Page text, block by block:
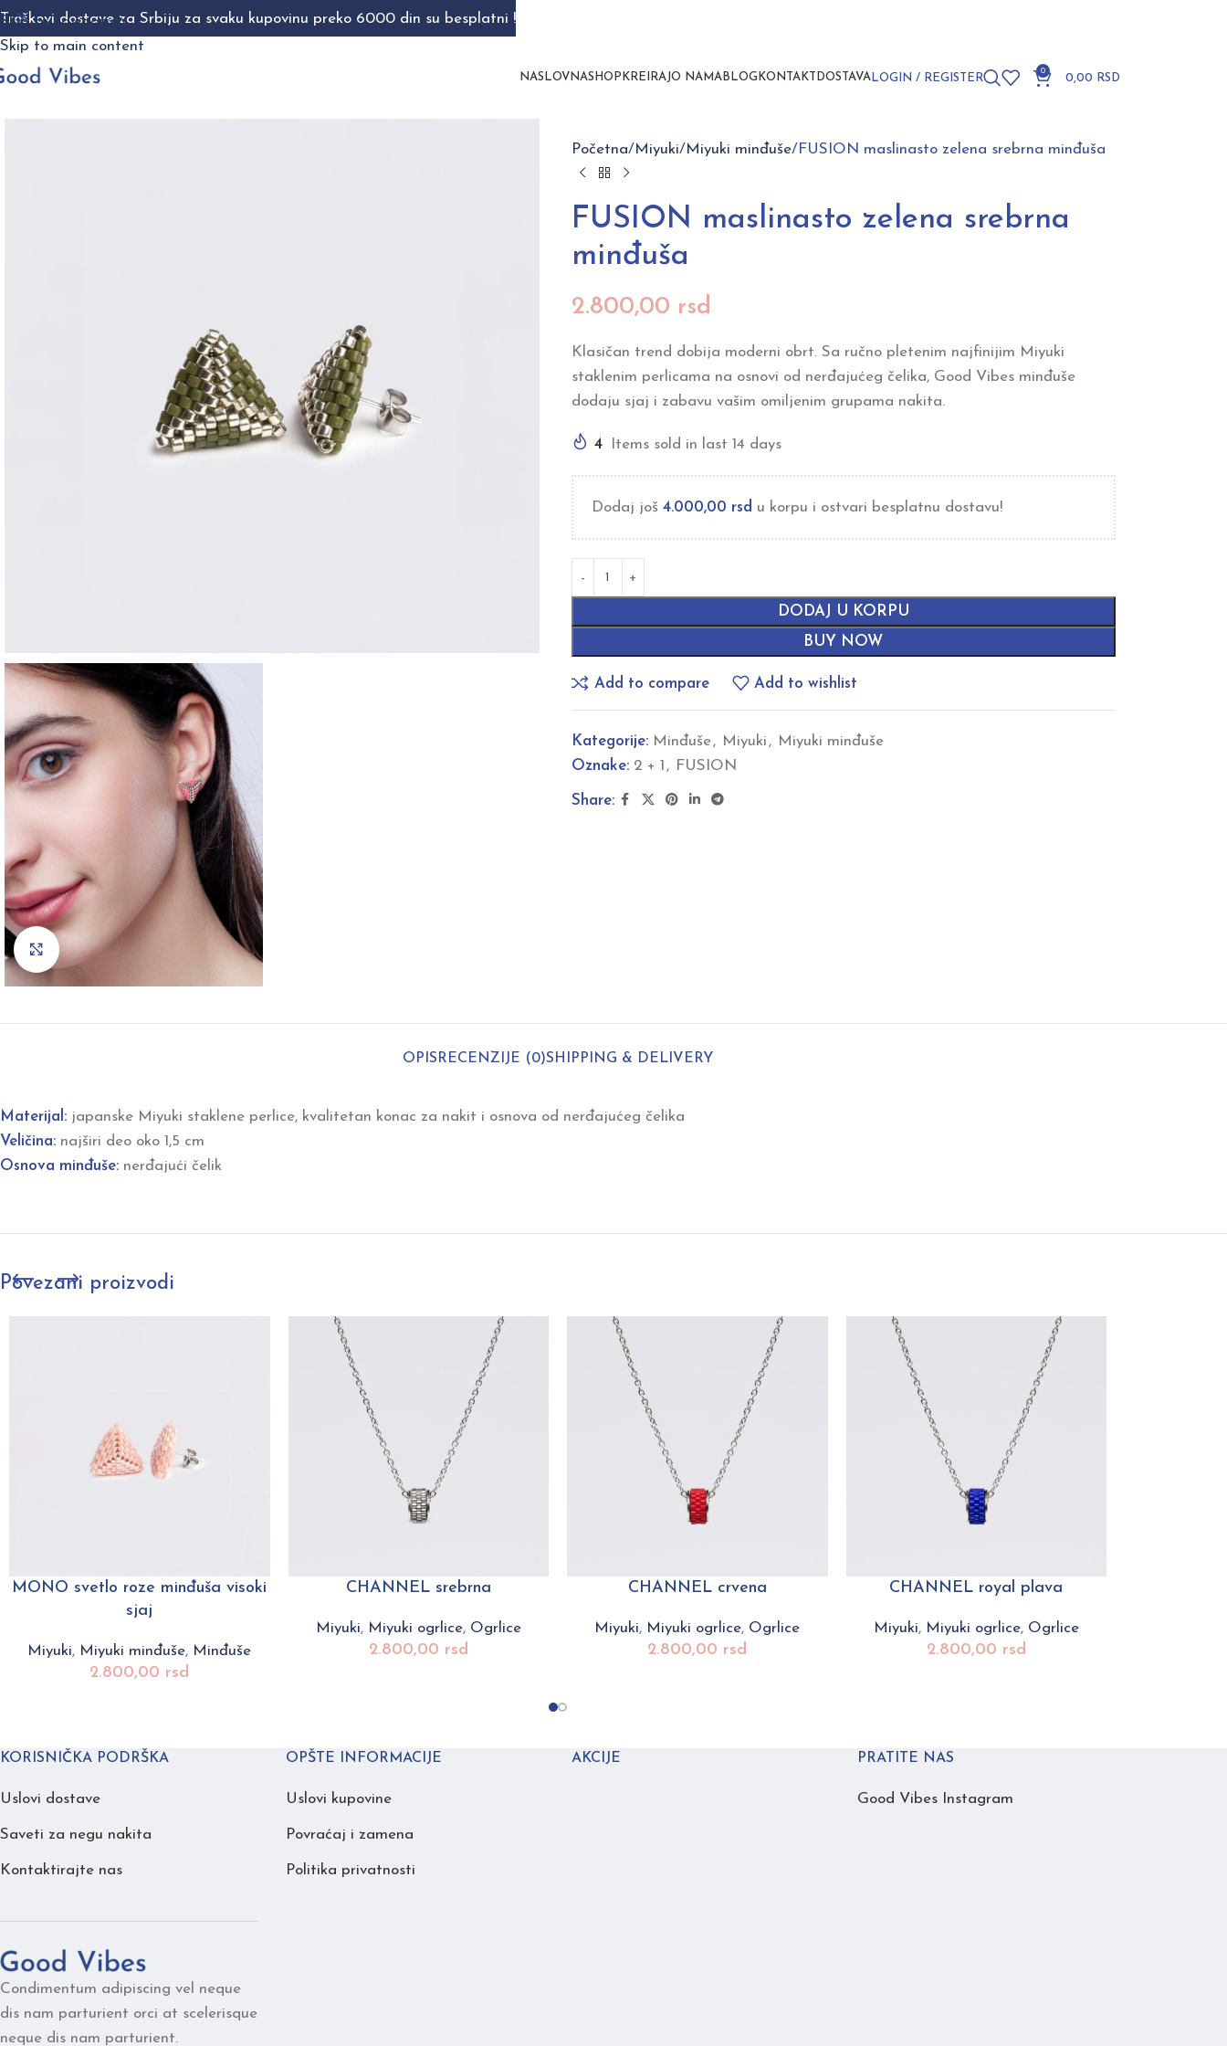
Skip to navigation
Skip to main content
NASLOVNASHOP KREIRAJO NAMA BLOG KONTAKT DOSTAVA LOGIN / REGISTER
0
0,00 RSD
Click to enlarge
Početna Miyuki Miyuki minđuše FUSION maslinasto zelena srebrna minđuša
FUSION maslinasto zelena srebrna
minđuša
2.800,00 rsd
Klasičan trend dobija moderni obrt. Sa ručno pletenim najfinijim Miyuki
staklenim perlicama na osnovi od nerđajućeg čelika, Good Vibes minđuše
dodaju sjaj i zabavu vašim omiljenim grupama nakita.
4 Items sold in last 14 days
Dodaj još 4.000,00 rsd u korpu i ostvari besplatnu dostavu!
DODAJ U KORPU
BUY NOW
Add to compare Add to wishlist
Kategorije: Minđuše, Miyuki , Miyuki minđuše
Oznake: 2 + 1 , FUSION
Share:
OPIS RECENZIJE (0)SHIPPING & DELIVERY
Materijal: japanske Miyuki staklene perlice, kvalitetan konac za nakit i osnova od nerđajućeg čelika
Veličina: najširi deo oko 1,5 cm
Osnova minđuše: nerđajući čelik
Povezani proizvodi
MONO svetlo roze minđuša visoki
sjaj
Miyuki, Miyuki minđuše, Minđuše
2.800,00 rsd
CHANNEL srebrna
Miyuki, Miyuki ogrlice, Ogrlice
2.800,00 rsd
CHANNEL crvena
Miyuki, Miyuki ogrlice, Ogrlice
2.800,00 rsd
CHANNEL royal plava
Miyuki, Miyuki ogrlice, Ogrlice
2.800,00 rsd
KORISNIČKA PODRŠKA
Uslovi dostave
Saveti za negu nakita
Kontaktirajte nas
Condimentum adipiscing vel neque
dis nam parturient orci at scelerisque
neque dis nam parturient.
OPŠTE INFORMACIJE
Uslovi kupovine
Povraćaj i zamena
Politika privatnosti
AKCIJE PRATITE NAS
Good Vibes Instagram
Troškovi dostave za Srbiju za svaku kupovinu preko 6000 din su besplatni !